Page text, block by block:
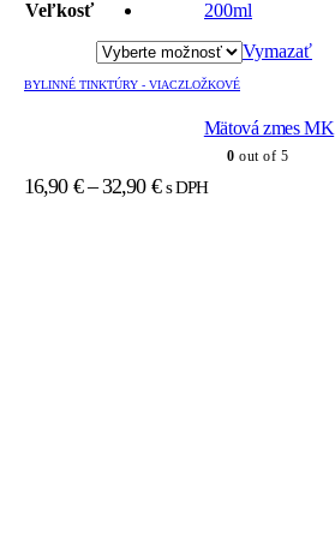
viacero
si
stránke
produktu.
Veľkosť
200ml
Vymazať
BYLINNÉ TINKTÚRY - VIACZLOŽKOVÉ
Mätová zmes MK
0 out of 5
16,90 € – 32,90 €Price
s DPH